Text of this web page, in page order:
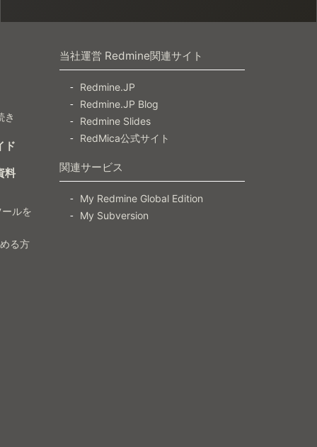
き
ド
料
ルを
る方
当社運営 Redmine関連サイト
Redmine.JP
Redmine.JP Blog
Redmine Slides
RedMica公式サイト
関連サービス
My Redmine Global Edition
My Subversion